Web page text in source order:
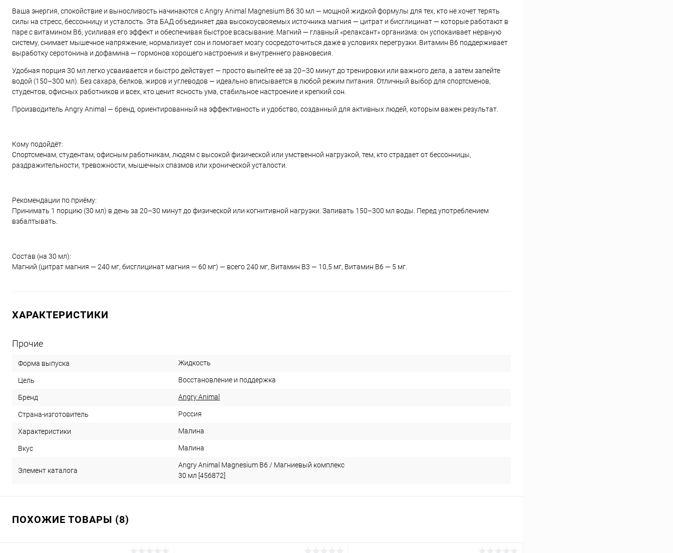
Ваша энергия, спокойствие и выносливость начинаются с Angry Animal Magnesium B6 30 мл — мощной жидкой формулы для тех, кто не хочет терять
силы на стресс, бессонницу и усталость. Эта БАД объединяет два высокоусвояемых источника магния — цитрат и бисглицинат — которые работают в
паре с витамином B6, усиливая его эффект и обеспечивая быстрое всасывание. Магний — главный «релаксант» организма: он успокаивает нервную
систему, снимает мышечное напряжение, нормализует сон и помогает мозгу сосредоточиться даже в условиях перегрузки. Витамин B6 поддерживает
выработку серотонина и дофамина — гормонов хорошего настроения и внутреннего равновесия.
Удобная порция 30 мл легко усваивается и быстро действует — просто выпейте её за 20–30 минут до тренировки или важного дела, а затем запейте
водой (150–300 мл). Без сахара, белков, жиров и углеводов — идеально вписывается в любой режим питания. Отличный выбор для спортсменов,
студентов, офисных работников и всех, кто ценит ясность ума, стабильное настроение и крепкий сон.
Производитель Angry Animal — бренд, ориентированный на эффективность и удобство, созданный для активных людей, которым важен результат.
Кому подойдёт:
Спортсменам, студентам, офисным работникам, людям с высокой физической или умственной нагрузкой, тем, кто страдает от бессонницы,
раздражительности, тревожности, мышечных спазмов или хронической усталости.
Рекомендации по приёму:
Принимать 1 порцию (30 мл) в день за 20–30 минут до физической или когнитивной нагрузки. Запивать 150–300 мл воды. Перед употреблением
взбалтывать.
Состав (на 30 мл):
Магний (цитрат магния — 240 мг, бисглицинат магния — 60 мг) — всего 240 мг, Витамин B3 — 10,5 мг, Витамин B6 — 5 мг.
ХАРАКТЕРИСТИКИ
Прочие
Форма выпуска Жидкость
Цель Восстановление и поддержка
Бренд Angry Animal
Страна-изготовитель Россия
Характеристики Малина
Вкус Малина
Элемент каталога
Angry Animal Magnesium B6 / Магниевый комплекс
30 мл [456872]
ПОХОЖИЕ ТОВАРЫ (8)